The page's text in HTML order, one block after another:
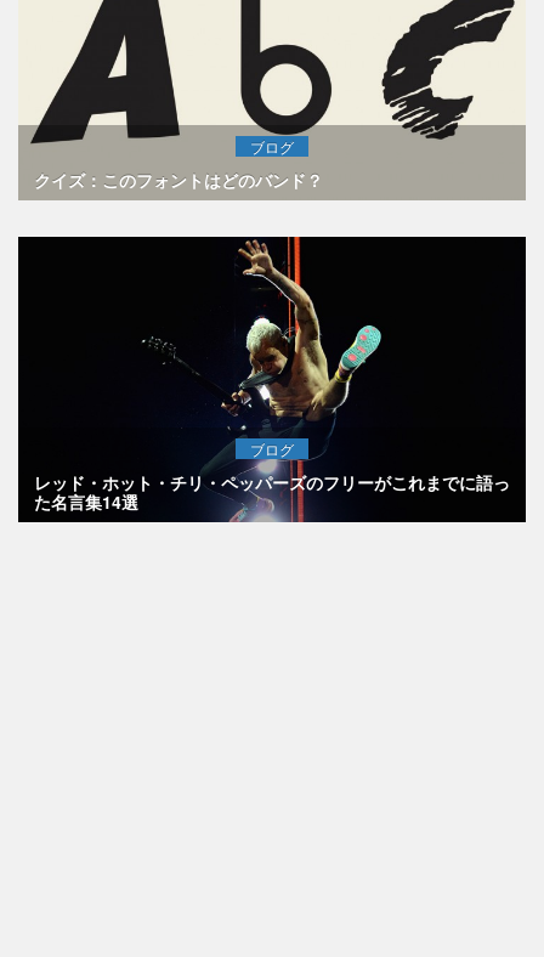
ブログ
クイズ：このフォントはどのバンド？
ブログ
レッド・ホット・チリ・ペッパーズのフリーがこれまでに語っ
た名言集14選